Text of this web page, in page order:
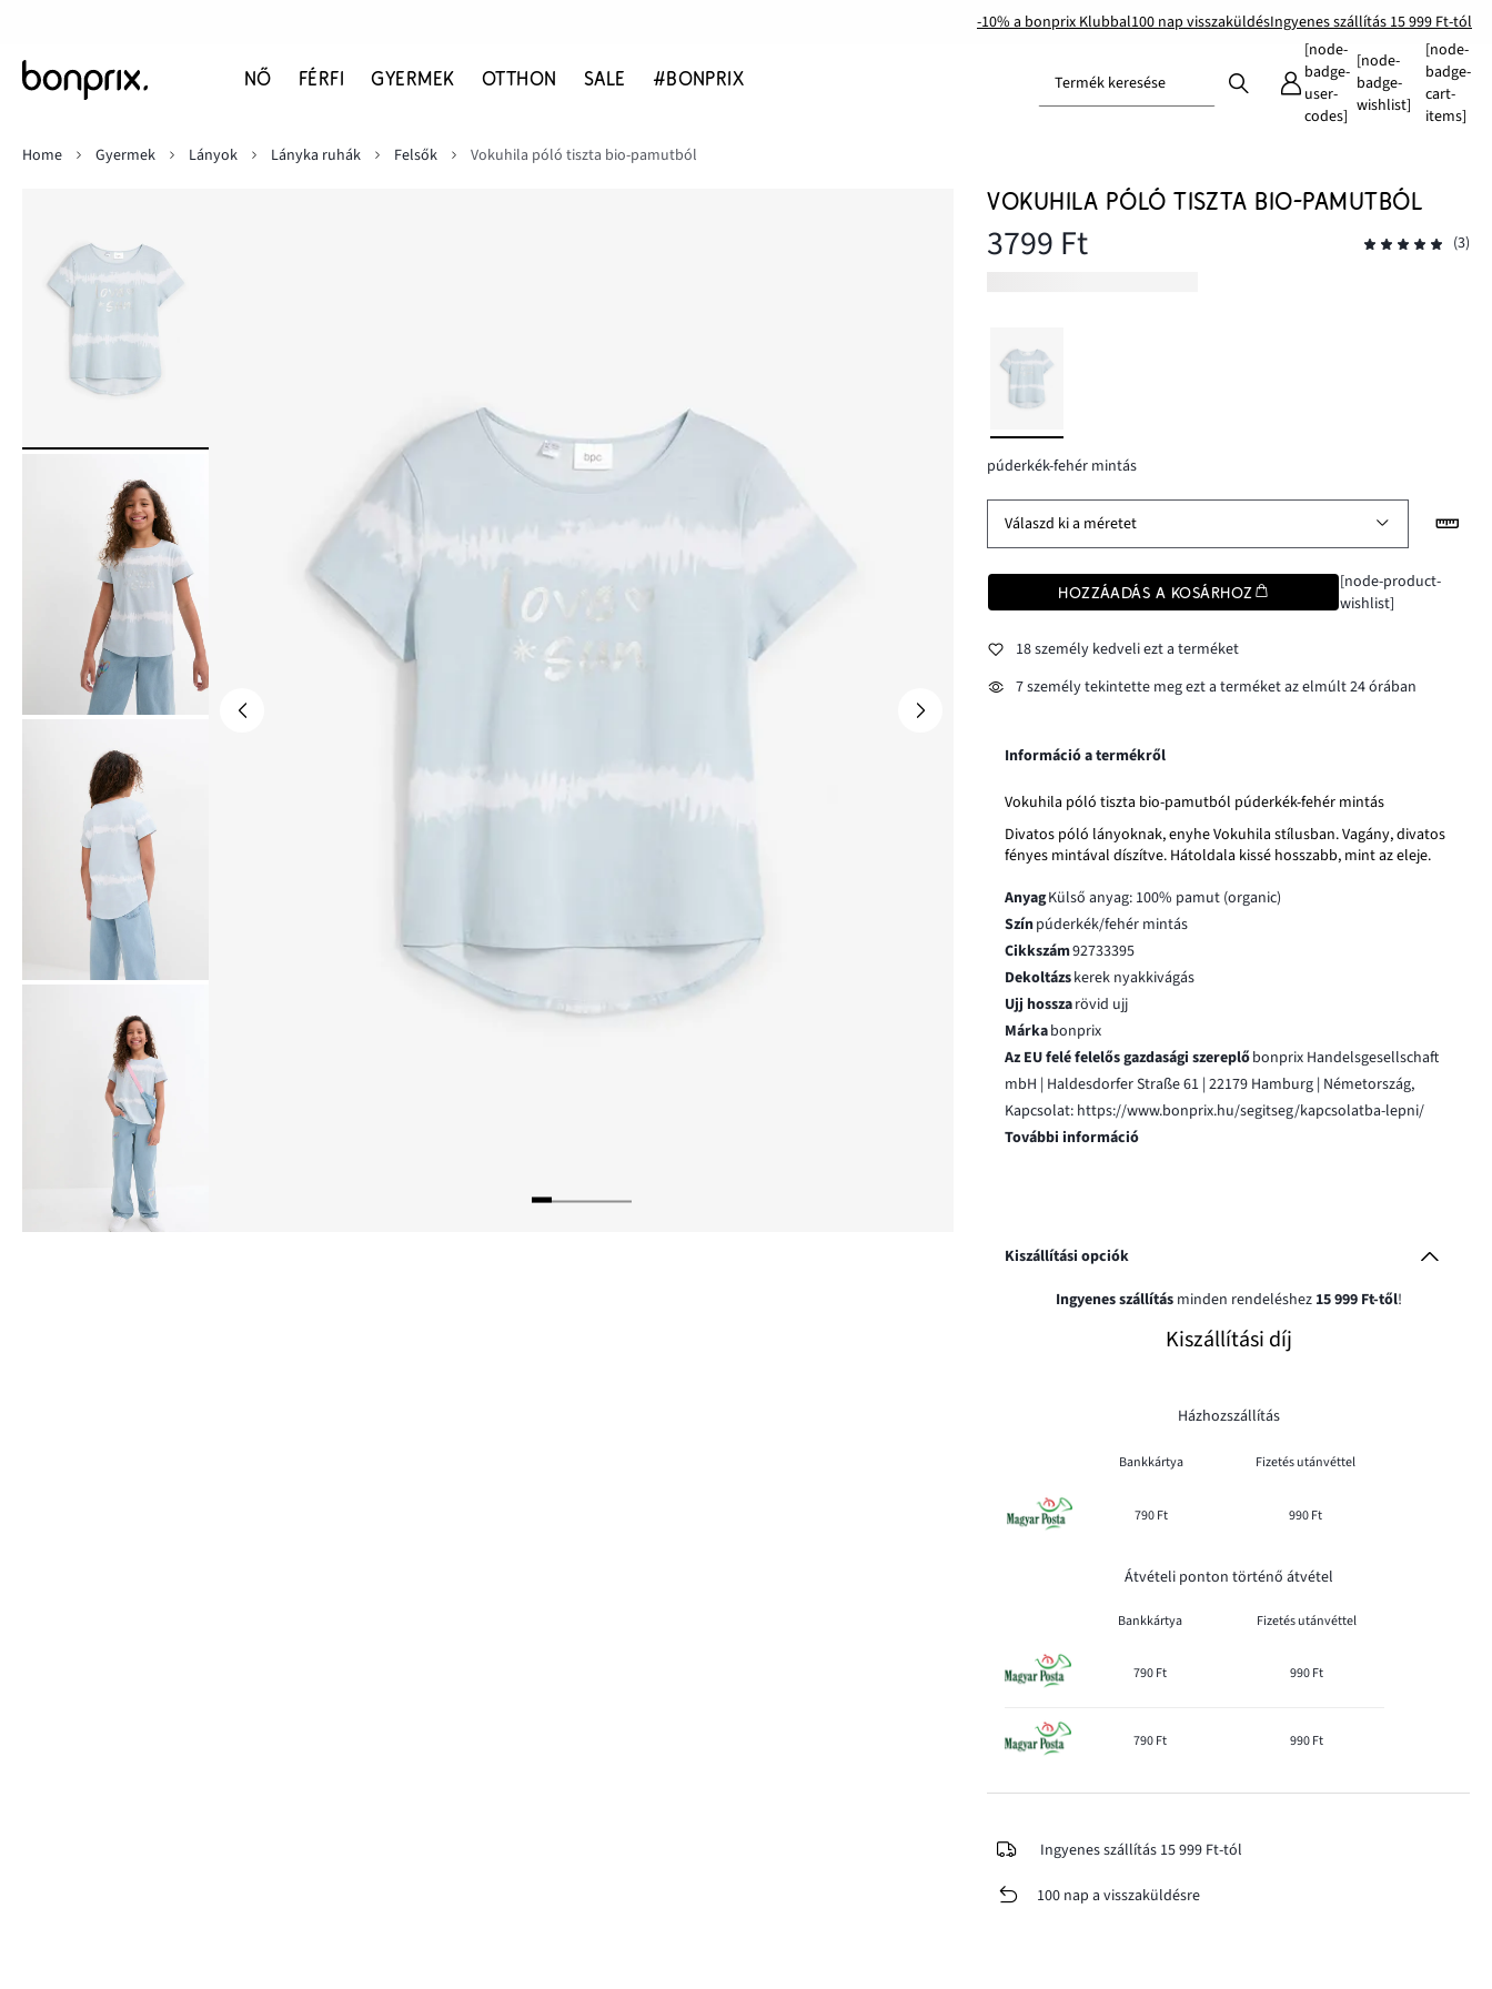
-10% a bonprix Klubbal100 nap visszaküldésIngyenes szállítás 15 999 Ft-tól
NŐ FÉRFI GYERMEK OTTHON SALE #BONPRIX Termék keresése
[node-
badge-
user-
codes]
[node-
badge-
wishlist]
[node-
badge-
cart-
items]
Home
Gyermek Lányok Lányka ruhák Felsők Vokuhila póló tiszta bio-pamutból
VOKUHILA PÓLÓ TISZTA BIO-PAMUTBÓL
3799 Ft (3)
púderkék-fehér mintás
Válaszd ki a méretet
HOZZÁADÁS A KOSÁRHOZ
[node-product-
wishlist]
18 személy kedveli ezt a terméket
7 személy tekintette meg ezt a terméket az elmúlt 24 órában
Információ a termékről
Vokuhila póló tiszta bio-pamutból púderkék-fehér mintás
Divatos póló lányoknak, enyhe Vokuhila stílusban. Vagány, divatos
fényes mintával díszítve. Hátoldala kissé hosszabb, mint az eleje.
AnyagKülső anyag: 100% pamut (organic)
Színpúderkék/fehér mintás
Cikkszám92733395
Dekoltázskerek nyakkivágás
Ujj hosszarövid ujj
Márkabonprix
Az EU felé felelős gazdasági szereplőbonprix Handelsgesellschaft
mbH | Haldesdorfer Straße 61 | 22179 Hamburg | Németország,
Kapcsolat: https://www.bonprix.hu/segitseg/kapcsolatba-lepni/
További információ
Kiszállítási opciók
Ingyenes szállításminden rendeléshez 15 999 Ft-től!
Kiszállítási díj
Házhozszállítás
Bankkártya Fizetés utánvéttel
790 Ft 990 Ft
Átvételi ponton történő átvétel
Bankkártya Fizetés utánvéttel
790 Ft 990 Ft
790 Ft 990 Ft
Ingyenes szállítás 15 999 Ft-tól
100 nap a visszaküldésre